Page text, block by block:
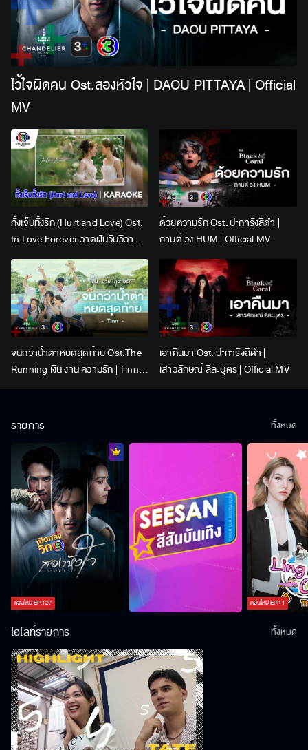
ไว้ใจผิดคน Ost.สองหัวใจ | DAOU PITTAYA | Official
MV
ทั้งเจ็บทั้งรัก (Hurt and Love) Ost.
In Love Forever วาดฝันวันวิวาห์ |
Lingling Kwong x Orm
Kornnaphat | Official Karaoke
ด้วยความรัก Ost. ปะการังสีดำ |
กานต์ วง HUM | Official MV
จนกว่าน้ำตาหยดสุดท้าย Ost.The
Running เงิน งาน ความรัก | Tinn |
เอาคืนมา Ost. ปะการังสีดำ |
เสาวลักษณ์ ลีละบุตร | Official MV
รายการ
ตอนใหม่EP.127 ตอนใหม่EP.11
ทั้งหมด
ไฮไลท์รายการ ทั้งหมด